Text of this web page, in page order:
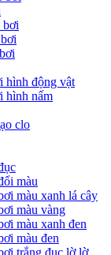
bơi
hình động vật
hình nấm
clo
màu
màu xanh lá cây
màu vàng
màu xanh đen
màu đen
trắng đục lờ lờ